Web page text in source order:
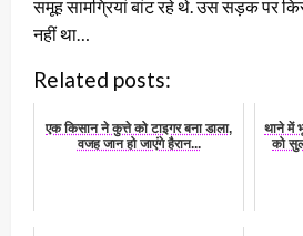
समूह सामग्रियां बांट रहे थे. उस सड़क पर
नहीं था…
Related posts:
एक किसान ने कुत्ते को टाइगर बना डाला,
वजह जान हो जाएंगे हैरान...
थाने में
को